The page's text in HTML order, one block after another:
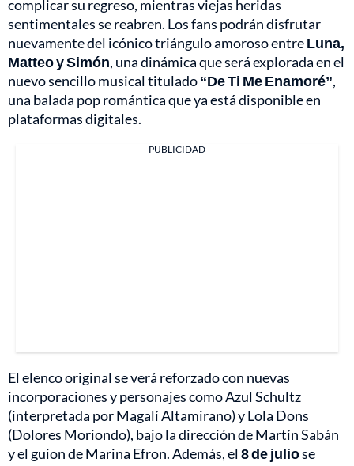
complicar su regreso, mientras viejas heridas
sentimentales se reabren. Los fans podrán disfrutar
nuevamente del icónico triángulo amoroso entreLuna,
Matteo y Simón, una dinámica que será explorada en el
nuevo sencillo musical titulado“De Ti Me Enamoré”,
una balada pop romántica que ya está disponible en
plataformas digitales.
PUBLICIDAD
El elenco original se verá reforzado con nuevas
incorporaciones y personajes como Azul Schultz
(interpretada por Magalí Altamirano) y Lola Dons
(Dolores Moriondo), bajo la dirección de Martín Sabán
y el guion de Marina Efron. Además, el8 de juliose